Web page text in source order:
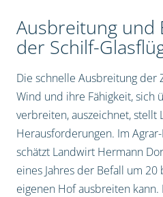
Ausbreitung und
der Schilf-
Die schnelle Ausbreitung der
Wind und ihre Fähigkeit, sich
verbreiten, auszeichnet, stellt
Herausforderungen. Im Agrar-
schätzt Landwirt Hermann
eines Jahres der Befall um
eigenen Hof ausbreiten